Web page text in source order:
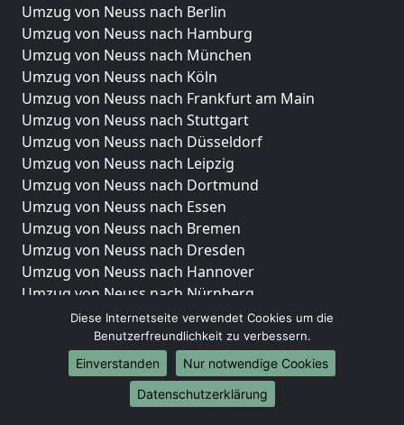
Umzug von Neuss nach Berlin
Umzug von Neuss nach Hamburg
Umzug von Neuss nach München
Umzug von Neuss nach Köln
Umzug von Neuss nach Frankfurt am Main
Umzug von Neuss nach Stuttgart
Umzug von Neuss nach Düsseldorf
Umzug von Neuss nach Leipzig
Umzug von Neuss nach Dortmund
Umzug von Neuss nach Essen
Umzug von Neuss nach Bremen
Umzug von Neuss nach Dresden
Umzug von Neuss nach Hannover
Umzug von Neuss nach Nürnberg
Umzug von Neuss nach Duisburg
Umzug von Neuss nach Bochum
Umzug von Neuss nach Wuppertal
Umzug von Neuss nach Bielefeld
Umzug von Neuss nach Bonn
Diese Internetseite verwendet Cookies um die
Benutzerfreundlichkeit zu verbessern.
Einverstanden
Nur notwendige Cookies
Datenschutzerklärung